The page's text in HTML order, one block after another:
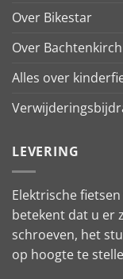
Over Bikestar
Over Bachtenkirch
Alles over
LEVERING
Elektrische
betekent dat u er
schroeven, het
op hoogte te